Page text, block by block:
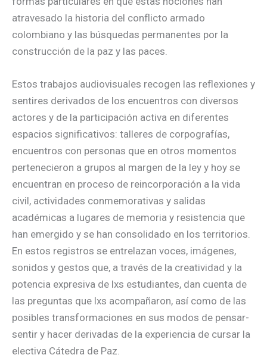
atravesado la historia del conflicto armado
colombiano y las búsquedas permanentes por la
construcción de la paz y las paces.
Estos trabajos audiovisuales recogen las reflexiones y
sentires derivados de los encuentros con diversos
actores y de la participación activa en diferentes
espacios significativos: talleres de corpografías,
encuentros con personas que en otros momentos
pertenecieron a grupos al margen de la ley y hoy se
encuentran en proceso de reincorporación a la vida
civil, actividades conmemorativas y salidas
académicas a lugares de memoria y resistencia que
han emergido y se han consolidado en los territorios.
En estos registros se entrelazan voces, imágenes,
sonidos y gestos que, a través de la creatividad y la
potencia expresiva de lxs estudiantes, dan cuenta de
las preguntas que lxs acompañaron, así como de las
posibles transformaciones en sus modos de pensar-
sentir y hacer derivadas de la experiencia de cursar la
electiva Cátedra de Paz.